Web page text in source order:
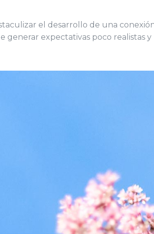
el desarrollo de una
generar expectativas poco realistas y